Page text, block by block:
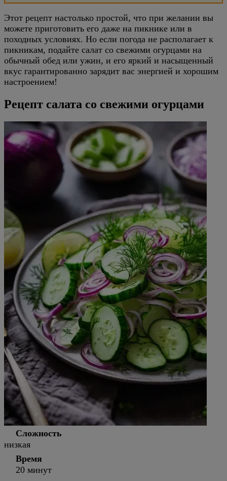
Этот рецепт настолько простой, что при желании вы
можете приготовить его даже на пикнике или в
походных условиях. Но если погода не располагает к
пикникам, подайте салат со свежими огурцами на
обычный обед или ужин, и его яркий и насыщенный
вкус гарантированно зарядит вас энергией и хорошим
настроением!
Рецепт салата со свежими огурцами
Сложность
низкая
Время
20 минут